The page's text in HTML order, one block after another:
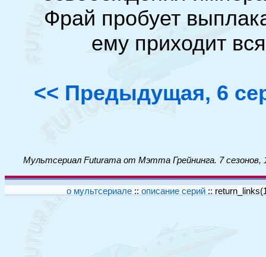
Фрай пробует
ему приходит
<< Предыдущая, 6
Мультсериал Futurama от Мэтта Грейнинга. 7
о мультсериале :: описание серий ::